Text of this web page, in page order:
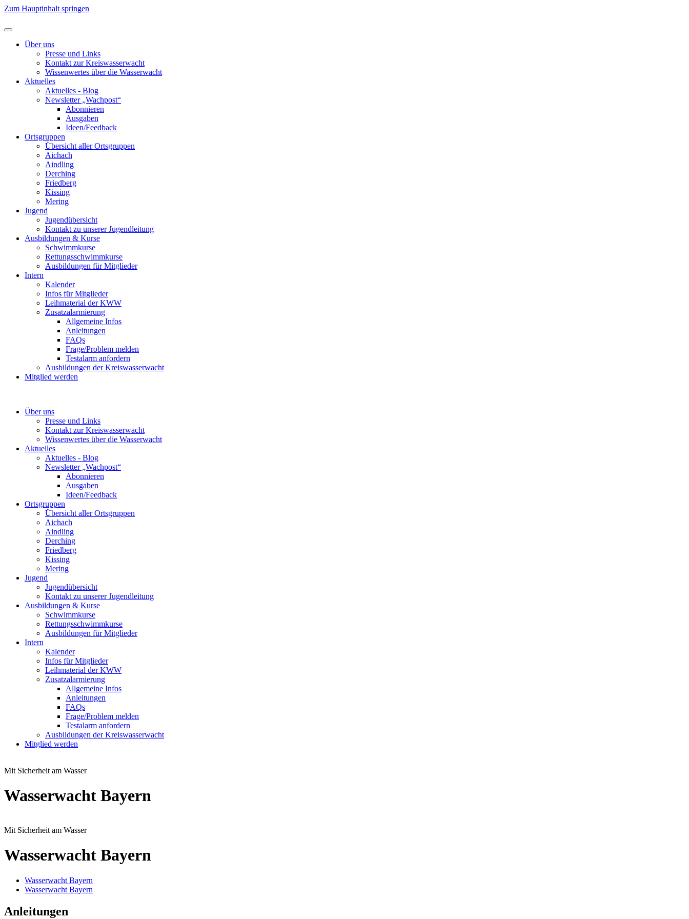
Zum Hauptinhalt springen
Über uns
Presse und Links
Kontakt zur Kreiswasserwacht
Wissenwertes über die Wasserwacht
Aktuelles
Aktuelles - Blog
Newsletter „Wachpost“
Abonnieren
Ausgaben
Ideen/Feedback
Ortsgruppen
Übersicht aller Ortsgruppen
Aichach
Aindling
Derching
Friedberg
Kissing
Mering
Jugend
Jugendübersicht
Kontakt zu unserer Jugendleitung
Ausbildungen & Kurse
Schwimmkurse
Rettungsschwimmkurse
Ausbildungen für Mitglieder
Intern
Kalender
Infos für Mitglieder
Leihmaterial der KWW
Zusatzalarmierung
Allgemeine Infos
Anleitungen
FAQs
Frage/Problem melden
Testalarm anfordern
Ausbildungen der Kreiswasserwacht
Mitglied werden
Über uns
Presse und Links
Kontakt zur Kreiswasserwacht
Wissenwertes über die Wasserwacht
Aktuelles
Aktuelles - Blog
Newsletter „Wachpost“
Abonnieren
Ausgaben
Ideen/Feedback
Ortsgruppen
Übersicht aller Ortsgruppen
Aichach
Aindling
Derching
Friedberg
Kissing
Mering
Jugend
Jugendübersicht
Kontakt zu unserer Jugendleitung
Ausbildungen & Kurse
Schwimmkurse
Rettungsschwimmkurse
Ausbildungen für Mitglieder
Intern
Kalender
Infos für Mitglieder
Leihmaterial der KWW
Zusatzalarmierung
Allgemeine Infos
Anleitungen
FAQs
Frage/Problem melden
Testalarm anfordern
Ausbildungen der Kreiswasserwacht
Mitglied werden
Mit Sicherheit am Wasser
Wasserwacht Bayern
Mit Sicherheit am Wasser
Wasserwacht Bayern
Wasserwacht Bayern
Wasserwacht Bayern
Anleitungen